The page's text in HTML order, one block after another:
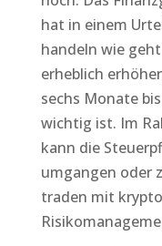
hat in einem
handeln wie
erheblich
sechs Monate
wichtig ist. Im
kann die
umgangen oder
traden mit